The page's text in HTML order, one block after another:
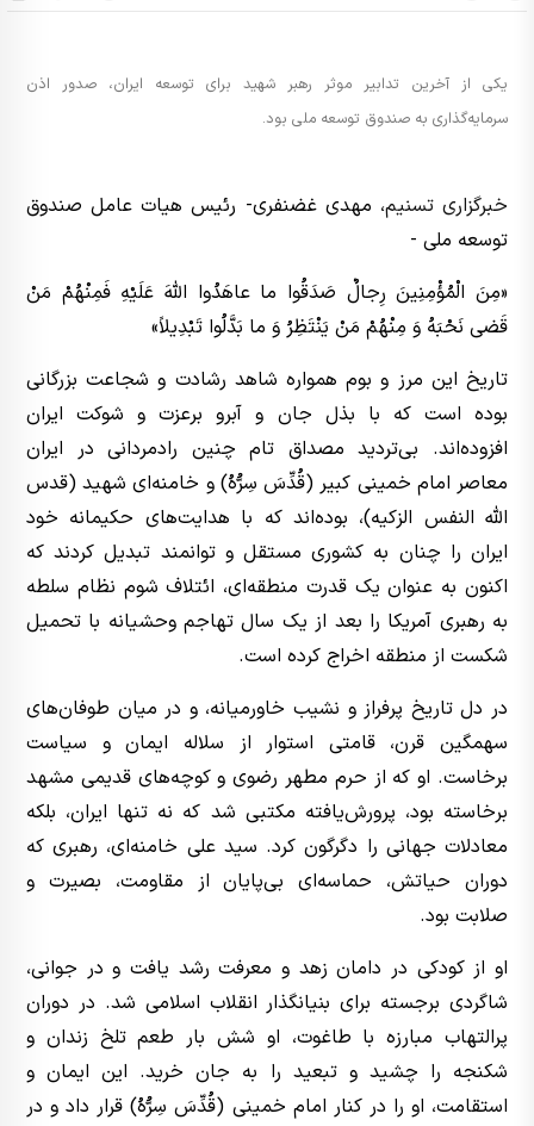
یکی از آخرین تدابیر موثر رهبر شهید برای توسعه ایران، صدور اذن
سرمایه‌گذاری به صندوق توسعه ملی بود.
خبرگزاری تسنیم، مهدی غضنفری- رئیس هیات عامل صندوق
توسعه ملی -
«مِنَ الْمُؤْمِنِینَ رِجالٌ صَدَقُوا ما عاهَدُوا اللّهَ عَلَیْهِ فَمِنْهُمْ مَنْ
قَضی نَحْبَهُ وَ مِنْهُمْ مَنْ یَنْتَظِرُ وَ ما بَدَّلُوا تَبْدِیلاً»
تاریخ این مرز و بوم همواره شاهد رشادت‌ و شجاعت بزرگانی
بوده است که با بذل جان و آبرو برعزت و شوکت ایران
افزوده‌اند. بی‌تردید مصداق تام چنین رادمردانی در ایران
معاصر امام خمینی کبیر (قُدِّسَ سِرُّهُ) و خامنه‌ای شهید (قدس
الله النفس الزکیه)، بوده‌اند که با هدایت‌های حکیمانه خود
ایران را چنان به کشوری مستقل و توانمند تبدیل کردند که
اکنون به عنوان یک قدرت منطقه‌ای، ائتلاف شوم نظام سلطه
به رهبری آمریکا را بعد از یک سال تهاجم وحشیانه با تحمیل
شکست از منطقه اخراج کرده است.
در دل تاریخ پرفراز و نشیب خاورمیانه، و در میان طوفان‌های
سهمگین قرن، قامتی استوار از سلاله ایمان و سیاست
برخاست. او که از حرم مطهر رضوی و کوچه‌های قدیمی مشهد
برخاسته بود، پرورش‌یافته مکتبی شد که نه تنها ایران، بلکه
معادلات جهانی را دگرگون کرد. سید علی خامنه‌ای، رهبری که
دوران حیاتش، حماسه‌ای بی‌پایان از مقاومت، بصیرت و
صلابت بود.
او از کودکی در دامان زهد و معرفت رشد یافت و در جوانی،
شاگردی برجسته برای بنیانگذار انقلاب اسلامی شد. در دوران
پرالتهاب مبارزه با طاغوت، او شش بار طعم تلخ زندان و
شکنجه را چشید و تبعید را به جان خرید. این ایمان و
استقامت، او را در کنار امام خمینی (قُدِّسَ سِرُّهُ) قرار داد و در